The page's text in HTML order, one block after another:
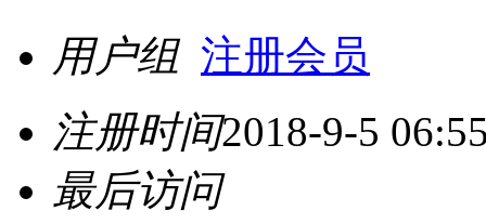
用户组 注册会员
注册时间2018-9-5
最后访问